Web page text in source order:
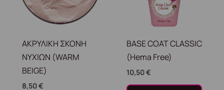
ΑΚΡΥΛΙΚΗ ΣΚΟΝΗ
ΝΥΧΙΩΝ (WARM
BEIGE)
8,50€
BASE COAT CLASSIC
(Hema Free)
10,50€